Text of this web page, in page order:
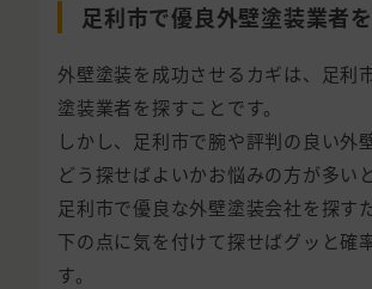
足利市で優良外壁塗装業者
外壁塗装を成功させるカギは、足利
塗装業者を探すことです。
しかし、足利市で腕や評判の良い外
どう探せばよいかお悩みの方が多い
足利市で優良な外壁塗装会社を探す
下の点に気を付けて探せばグッと確
す。